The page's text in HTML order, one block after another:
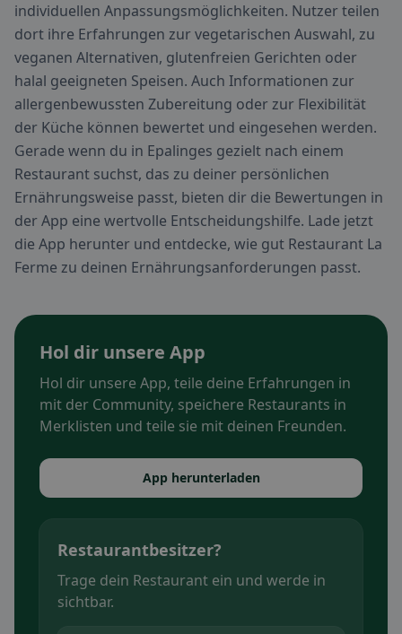
individuellen Anpassungsmöglichkeiten. Nutzer teilen
dort ihre Erfahrungen zur vegetarischen Auswahl, zu
veganen Alternativen, glutenfreien Gerichten oder
halal geeigneten Speisen. Auch Informationen zur
allergenbewussten Zubereitung oder zur Flexibilität
der Küche können bewertet und eingesehen werden.
Gerade wenn du in Epalinges gezielt nach einem
Restaurant suchst, das zu deiner persönlichen
Ernährungsweise passt, bieten dir die Bewertungen in
der App eine wertvolle Entscheidungshilfe. Lade jetzt
die App herunter und entdecke, wie gut Restaurant La
Ferme zu deinen Ernährungsanforderungen passt.
Hol dir unsere App
Hol dir unsere App, teile deine Erfahrungen in
mit der Community, speichere Restaurants in
Merklisten und teile sie mit deinen Freunden.
App herunterladen
Restaurantbesitzer?
Trage dein Restaurant ein und werde in
sichtbar.